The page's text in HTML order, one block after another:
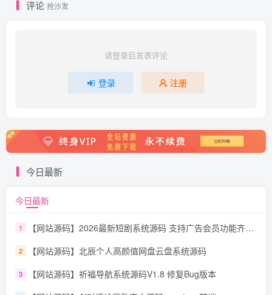
评论 抢沙发
请登录后发表评论
登录 注册
今日最新
今日最新
1 【网站源码】2026最新短剧系统源码 支持广告会员功能齐全短剧源码
2 【网站源码】北辰个人高颜值网盘云盘系统源码
3 【网站源码】祈福导航系统源码V1.8 修复Bug版本